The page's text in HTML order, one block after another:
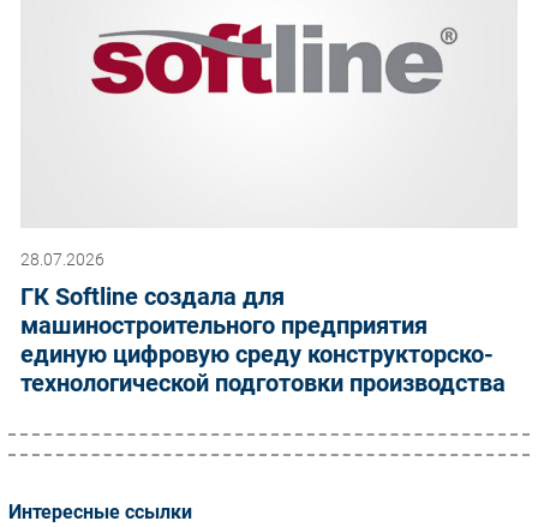
28.07.2026
ГК Softline создала для
машиностроительного предприятия
единую цифровую среду конструкторско-
технологической подготовки производства
Интересные ссылки